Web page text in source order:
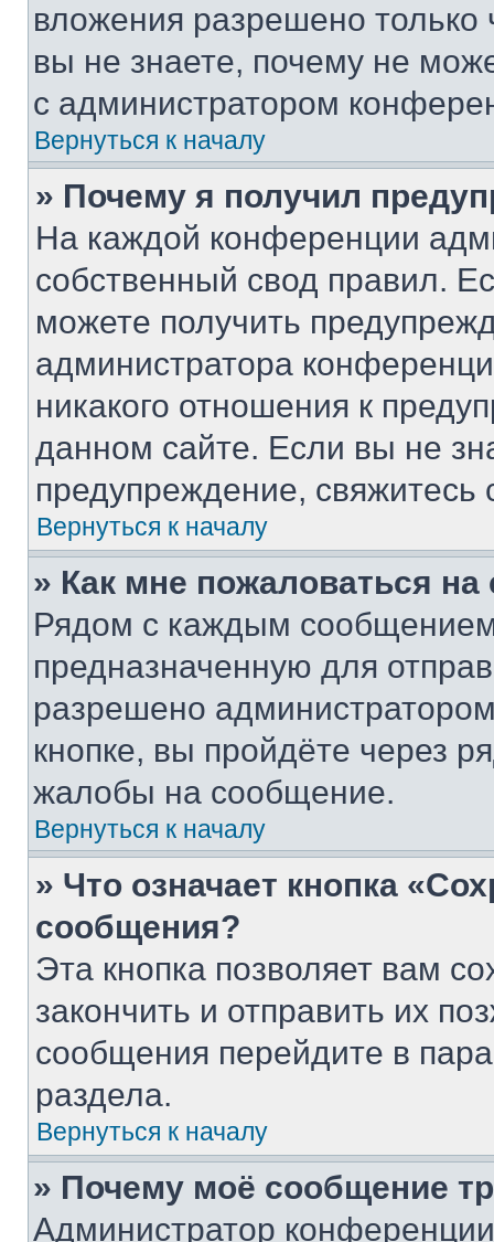
вложения разрешено
вы не знаете, почему не
с администратором
Вернуться к началу
» Почему я получил
На каждой конференции
собственный свод правил.
можете получить
администратора
никакого отношения к
данном сайте. Если вы не
предупреждение,
Вернуться к началу
» Как мне пожаловаться
Рядом с каждым сообщением
предназначенную для
разрешено
кнопке, вы пройдёте через
жалобы на сообщение.
Вернуться к началу
» Что означает кнопка
сообщения?
Эта кнопка позволяет вам
закончить и отправить их
сообщения перейдите в
раздела.
Вернуться к началу
» Почему моё сообщение
Администратор